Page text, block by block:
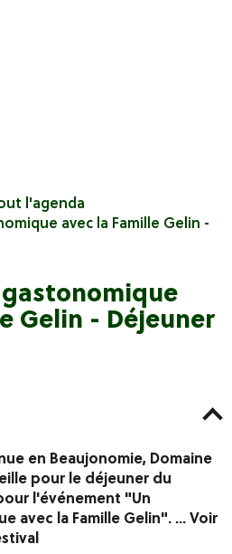
l'agenda
avec la Famille Gelin -
Gelin - Déjeuner
en Beaujonomie, Domaine
pour le déjeuner du
l'événement "Un
avec la Famille Gelin". ... Voir